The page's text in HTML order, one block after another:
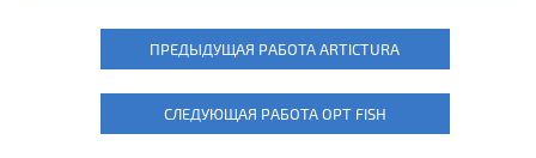
ПРЕДЫДУЩАЯ РАБОТАARTICTURA
СЛЕДУЮЩАЯ РАБОТАOPT FISH